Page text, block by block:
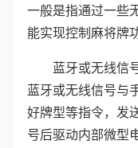
一般是指通过一些
能实现控制麻将牌
蓝牙或无线信
蓝牙或无线信号与
好牌型等指令，发
号后驱动内部微型